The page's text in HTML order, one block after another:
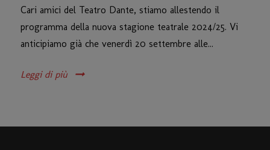
Cari amici del Teatro Dante, stiamo allestendo il
programma della nuova stagione teatrale 2024/25. Vi
anticipiamo già che venerdì 20 settembre alle...
Leggi di più